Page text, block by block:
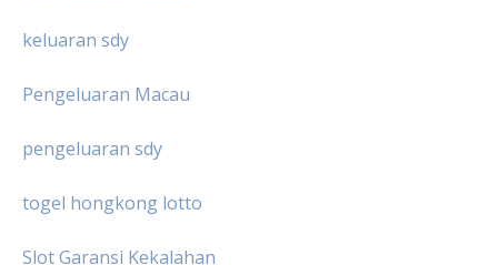
keluaran sdy
Pengeluaran Macau
pengeluaran sdy
togel hongkong lotto
Slot Garansi Kekalahan